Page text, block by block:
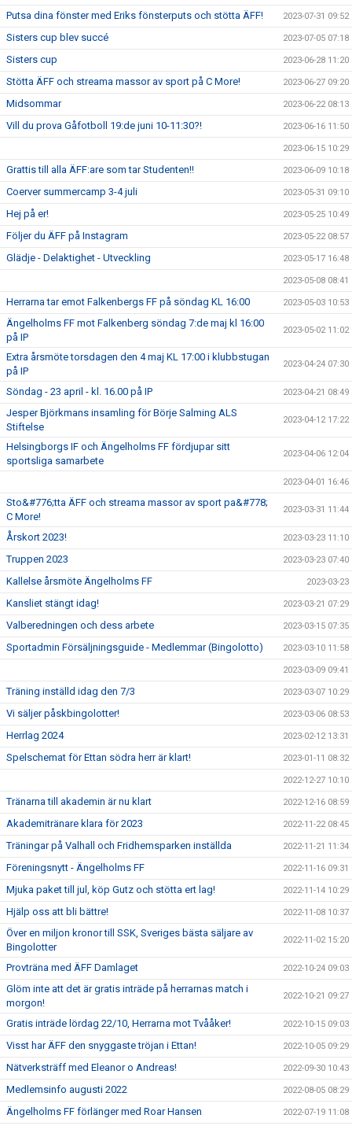
Putsa dina fönster med Eriks fönsterputs och stötta ÄFF! 2023-07-31 09:52
Sisters cup blev succé 2023-07-05 07:18
Sisters cup 2023-06-28 11:20
Stötta ÄFF och streama massor av sport på C More! 2023-06-27 09:20
Midsommar 2023-06-22 08:13
Vill du prova Gåfotboll 19:de juni 10-11:30?! 2023-06-16 11:50
2023-06-15 10:29
Grattis till alla ÄFF:are som tar Studenten!! 2023-06-09 10:18
Coerver summercamp 3-4 juli 2023-05-31 09:10
Hej på er! 2023-05-25 10:49
Följer du ÄFF på Instagram 2023-05-22 08:57
Glädje - Delaktighet - Utveckling 2023-05-17 16:48
2023-05-08 08:41
Herrarna tar emot Falkenbergs FF på söndag KL 16:00 2023-05-03 10:53
Ängelholms FF mot Falkenberg söndag 7:de maj kl 16:00
på IP
2023-05-02 11:02
Extra årsmöte torsdagen den 4 maj KL 17:00 i klubbstugan
på IP
2023-04-24 07:30
Söndag - 23 april - kl. 16.00 på IP 2023-04-21 08:49
Jesper Björkmans insamling för Börje Salming ALS
Stiftelse
2023-04-12 17:22
Helsingborgs IF och Ängelholms FF fördjupar sitt
sportsliga samarbete
2023-04-06 12:04
2023-04-01 16:46
Sto&#776;tta ÄFF och streama massor av sport pa&#778;
C More!
2023-03-31 11:44
Årskort 2023! 2023-03-23 11:10
Truppen 2023 2023-03-23 07:40
Kallelse årsmöte Ängelholms FF 2023-03-23
Kansliet stängt idag! 2023-03-21 07:29
Valberedningen och dess arbete 2023-03-15 07:35
Sportadmin Försäljningsguide - Medlemmar (Bingolotto) 2023-03-10 11:58
2023-03-09 09:41
Träning inställd idag den 7/3 2023-03-07 10:29
Vi säljer påskbingolotter! 2023-03-06 08:53
Herrlag 2024 2023-02-12 13:31
Spelschemat för Ettan södra herr är klart! 2023-01-11 08:32
2022-12-27 10:10
Tränarna till akademin är nu klart 2022-12-16 08:59
Akademitränare klara för 2023 2022-11-22 08:45
Träningar på Valhall och Fridhemsparken inställda 2022-11-21 11:34
Föreningsnytt - Ängelholms FF 2022-11-16 09:31
Mjuka paket till jul, köp Gutz och stötta ert lag! 2022-11-14 10:29
Hjälp oss att bli bättre! 2022-11-08 10:37
Över en miljon kronor till SSK, Sveriges bästa säljare av
Bingolotter
2022-11-02 15:20
Provträna med ÄFF Damlaget 2022-10-24 09:03
Glöm inte att det är gratis inträde på herrarnas match i
morgon!
2022-10-21 09:27
Gratis inträde lördag 22/10, Herrarna mot Tvååker! 2022-10-15 09:03
Visst har ÄFF den snyggaste tröjan i Ettan! 2022-10-05 09:29
Nätverksträff med Eleanor o Andreas! 2022-09-30 10:43
Medlemsinfo augusti 2022 2022-08-05 08:29
Ängelholms FF förlänger med Roar Hansen 2022-07-19 11:08